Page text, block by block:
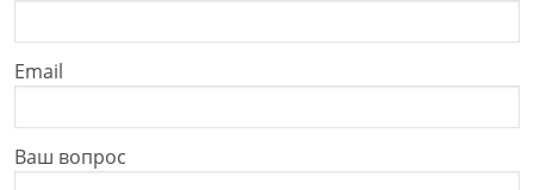
Email
Ваш вопрос